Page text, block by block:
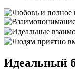
Идеальный